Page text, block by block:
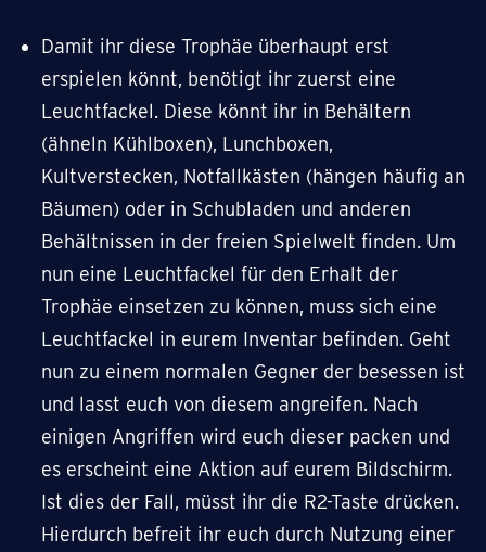
Damit ihr diese Trophäe überhaupt erst
erspielen könnt, benötigt ihr zuerst eine
Leuchtfackel. Diese könnt ihr in Behältern
(ähneln Kühlboxen), Lunchboxen,
Kultverstecken, Notfallkästen (hängen häufig an
Bäumen) oder in Schubladen und anderen
Behältnissen in der freien Spielwelt finden. Um
nun eine Leuchtfackel für den Erhalt der
Trophäe einsetzen zu können, muss sich eine
Leuchtfackel in eurem Inventar befinden. Geht
nun zu einem normalen Gegner der besessen ist
und lasst euch von diesem angreifen. Nach
einigen Angriffen wird euch dieser packen und
es erscheint eine Aktion auf eurem Bildschirm.
Ist dies der Fall, müsst ihr die R2-Taste drücken.
Hierdurch befreit ihr euch durch Nutzung einer